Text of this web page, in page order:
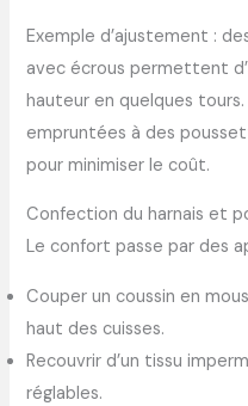
Exemple d’ajustement :
avec écrous permettent
hauteur en quelques
empruntées à des
pour minimiser le coût.
Confection du harnais et
Le confort passe par des
Couper un coussin en
haut des cuisses.
Recouvrir d’un tissu
réglables.